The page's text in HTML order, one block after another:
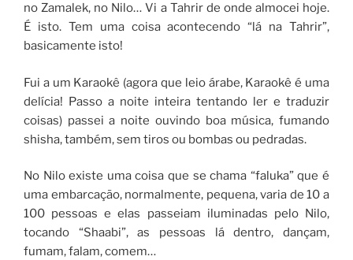
no Zamalek, no Nilo… Vi a Tahrir de onde almocei hoje.
É isto. Tem uma coisa acontecendo “lá na Tahrir”,
basicamente isto!
Fui a um Karaokê (agora que leio árabe, Karaokê é uma
delícia! Passo a noite inteira tentando ler e traduzir
coisas) passei a noite ouvindo boa música, fumando
shisha, também, sem tiros ou bombas ou pedradas.
No Nilo existe uma coisa que se chama “faluka” que é
uma embarcação, normalmente, pequena, varia de 10 a
100 pessoas e elas passeiam iluminadas pelo Nilo,
tocando “Shaabi”, as pessoas lá dentro, dançam,
fumam, falam, comem…